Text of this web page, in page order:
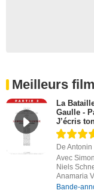
Meilleurs
La
Gaulle -
J’écris
De
Avec
Niels
Anamaria
Bande-